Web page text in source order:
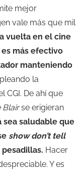
mejor
vale más que mil
vuelta en el cine
más efectivo
manteniendo
la
CGI. De ahí que
Blairse erigieran
sea saludable que
show don’t tell
Hacer
Y es